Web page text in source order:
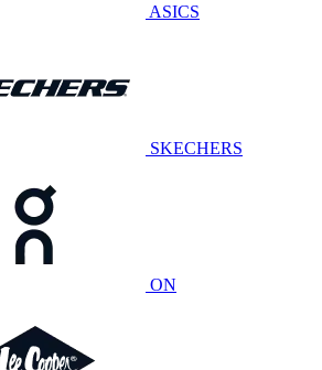
ASICS
SKECHERS
ON